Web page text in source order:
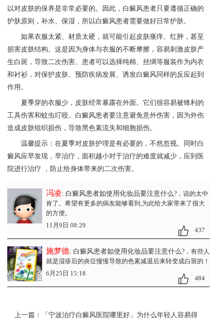
以对皮肤的保养是非常必要的。因此，白癜风患者只要遵循正确的
护肤原则，补水、保湿，所以白癜风患者需要做好日常护肤。
如果衣服太紧、材质太硬，就可能引起皮肤瘙痒、红肿，甚至
损害皮肤结构。这是因为身体与衣服的不断摩擦，容易刺激皮肤产
生白斑，导致二次伤害。患者可以选择纯棉、丝绸等服装作为内衣
和衬衫，对保护皮肤、预防疾病发展、诱发白癜风同样的反应起到
作用。
夏季穿的衣服少，皮肤经常暴露在外面。它们很容易被锋利的
工具伤害和蚊虫叮咬。白癜风患者要注意避免意外伤害，因为外伤
造成皮肤组织损伤，导致黑色素流失和细胞损伤。
温馨提示：在夏季对皮肤护理是有必要的，不然忽视。同时白
癜风应早发现，早治疗，面积越小对于治疗的难度就减少，应到医
院进行治疗 ，防止给身体带来的二次伤害。
冯凌: 白癜风患者如使用化妆品要注意什么?，说的太中
肯了。希望有更多的病友能够看到,为此给大家带来了很大
的方便。
11月9日 08:29
437
施梦德: 白癜风患者如使用化妆品要注意什么?，有些人
就是湿疹后的炎症慢慢导致的色素减退后来转变成白斑的！
6月25日 15:18
484
上一篇：
「宁波治疗白癜风医院哪里好」为什么年轻人容易得